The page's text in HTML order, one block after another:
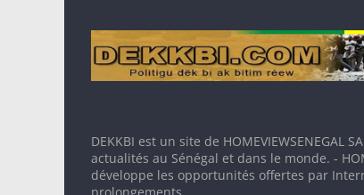
DEKKBI est un site de HOMEVIEWSENEGAL
actualités au Sénégal et dans le monde. -
développe les opportunités offertes par